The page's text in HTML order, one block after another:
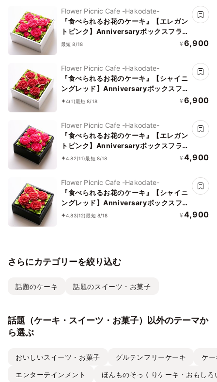
Flower Picnic Cafe -Hakodate-
『食べられるお花のケーキ』【エレガン
トピンク】Anniversaryボックスフラ
ワーケーキ
最短 8/18 ¥ 6,900
Flower Picnic Cafe -Hakodate-
『食べられるお花のケーキ』【シャイニ
ングレッド】Anniversaryボックスフ
ラワーケーキ
4(1)最短 8/18 ¥ 6,900
Flower Picnic Cafe -Hakodate-
『食べられるお花のケーキ』【エレガン
トピンク】Anniversaryボックスフラ
ワーケーキ＜ミニサイズ＞
4.82(11)最短 8/18 ¥ 4,900
Flower Picnic Cafe -Hakodate-
『食べられるお花のケーキ』【シャイニ
ングレッド】Anniversaryボックスフ
ラワーケーキ＜ミニサイズ＞
4.83(12)最短 8/18 ¥ 4,900
さらにカテゴリーを絞り込む
話題のケーキ 話題のスイーツ・お菓子
話題（ケーキ・スイーツ・お菓子）以外のテーマか
ら選ぶ
おいしいスイーツ・お菓子 グルテンフリーケーキ ケ
エンターテインメント ほんものそっくりケーキ・おもしろ